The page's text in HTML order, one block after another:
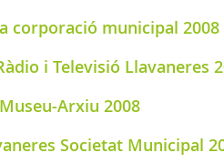
corporació municipal 2008
i Televisió Llavaneres
Arxiu 2008
Societat Municipal